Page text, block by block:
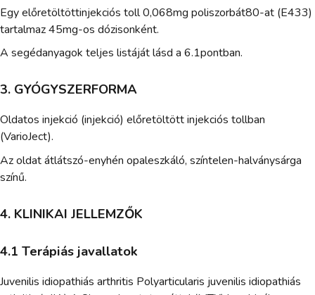
Egy előretöltöttinjekciós toll 0,068mg poliszorbát80-at (E433)
tartalmaz 45mg-os dózisonként.
A segédanyagok teljes listáját lásd a 6.1pontban.
3. GYÓGYSZERFORMA
Oldatos injekció (injekció) előretöltött injekciós tollban
(VarioJect).
Az oldat átlátszó-enyhén opaleszkáló, színtelen-halványsárga
színű.
4. KLINIKAI JELLEMZŐK
4.1 Terápiás javallatok
Juvenilis idiopathiás arthritis Polyarticularis juvenilis idiopathiás